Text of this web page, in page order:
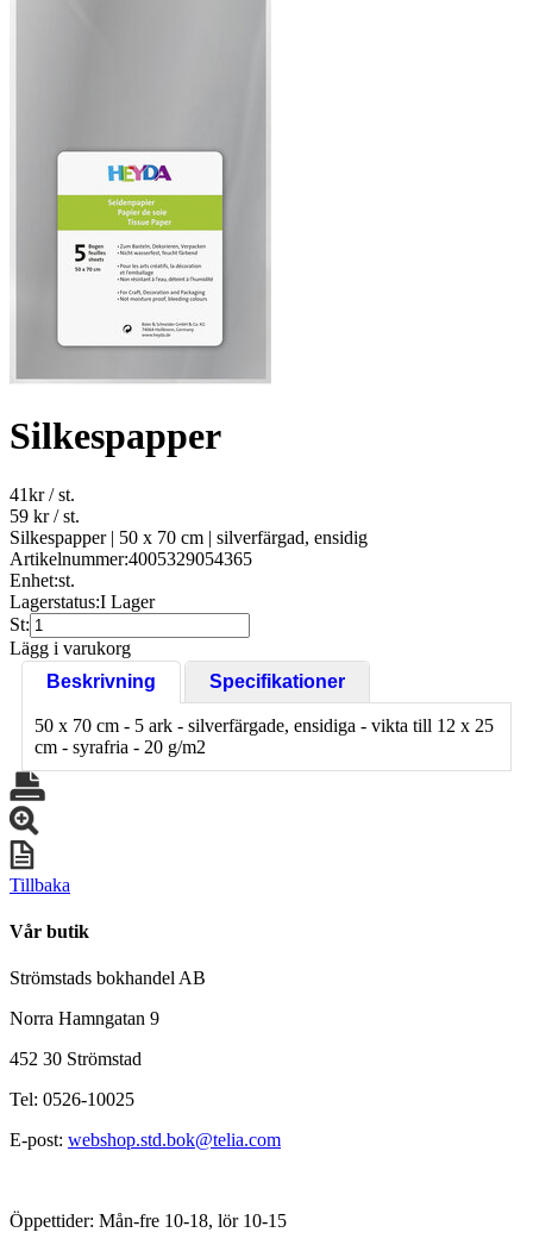
Silkespapper
41kr/ st.
59 kr/ st.
Silkespapper | 50 x 70 cm | silverfärgad, ensidig
Artikelnummer:4005329054365
Enhet:st.
Lagerstatus:I Lager
St:
Lägg i varukorg
Beskrivning
Specifikationer
50 x 70 cm - 5 ark - silverfärgade, ensidiga - vikta till 12 x 25
cm - syrafria - 20 g/m2
Tillbaka
Vår butik
Strömstads bokhandel AB
Norra Hamngatan 9
452 30 Strömstad
Tel: 0526-10025
E-post: webshop.std.bok@telia.com
Öppettider: Mån-fre 10-18, lör 10-15